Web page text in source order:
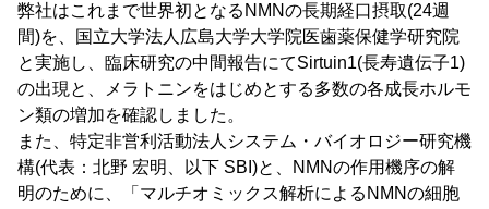
弊社はこれまで世界初となるNMNの長期経口摂取(24週
間)を、国立大学法人広島大学大学院医歯薬保健学研究院
と実施し、臨床研究の中間報告にてSirtuin1(長寿遺伝子1)
の出現と、メラトニンをはじめとする多数の各成長ホルモ
ン類の増加を確認しました。
また、特定非営利活動法人システム・バイオロジー研究機
構(代表：北野 宏明、以下 SBI)と、NMNの作用機序の解
明のために、「マルチオミックス解析によるNMNの細胞